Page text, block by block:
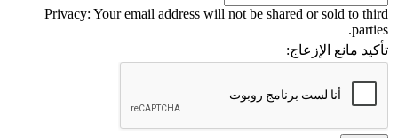
Privacy: Your email address will not be shared or sold to third
parties.
تأكيد مانع الإزعاج: